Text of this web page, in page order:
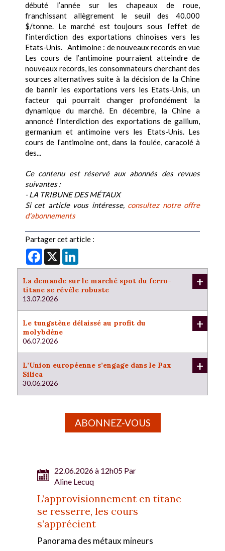
débuté l’année sur les chapeaux de roue,
franchissant allègrement le seuil des 40.000
$/tonne. Le marché est toujours sous l’effet de
l’interdiction des exportations chinoises vers les
Etats-Unis. Antimoine : de nouveaux records en vue
Les cours de l’antimoine pourraient atteindre de
nouveaux records, les consommateurs cherchant des
sources alternatives suite à la décision de la Chine
de bannir les exportations vers les Etats-Unis, un
facteur qui pourrait changer profondément la
dynamique du marché. En décembre, la Chine a
annoncé l’interdiction des exportations de gallium,
germanium et antimoine vers les Etats-Unis. Les
cours de l’antimoine ont, dans la foulée, caracolé à
des...
Ce contenu est réservé aux abonnés des revues
suivantes :
- LA TRIBUNE DES MÉTAUX
Si cet article vous intéresse, consultez notre offre
d'abonnements
Partager cet article :
Facebook
X
La demande sur le marché spot du ferro-
titane se révèle robuste
13.07.2026
+
Le tungstène délaissé au profit du
molybdène
06.07.2026
+
L’Union européenne s’engage dans le Pax
Silica
30.06.2026
+
ABONNEZ-VOUS
22.06.2026 à 12h05 Par
Aline Lecuq
L’approvisionnement en titane
se resserre, les cours
s’apprécient
Panorama des métaux mineurs